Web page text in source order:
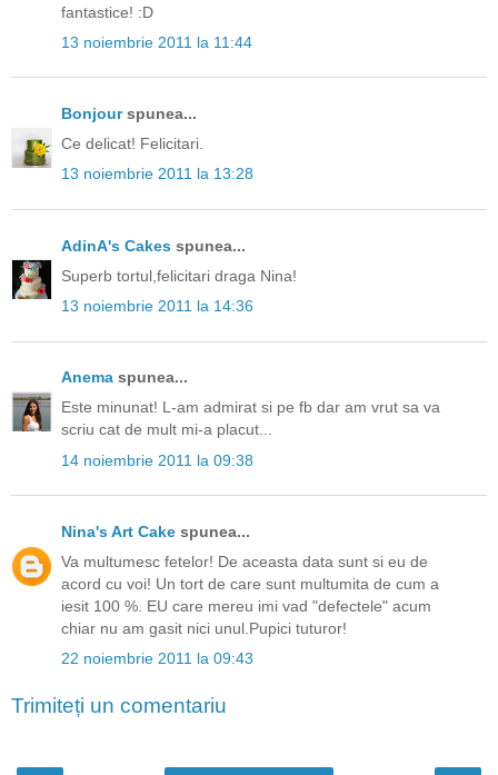
fantastice! :D
13 noiembrie 2011 la 11:44
Bonjourspunea...
Ce delicat! Felicitari.
13 noiembrie 2011 la 13:28
AdinA's Cakes spunea...
Superb tortul,felicitari draga Nina!
13 noiembrie 2011 la 14:36
Anema spunea...
Este minunat! L-am admirat si pe fb dar am vrut sa va
scriu cat de mult mi-a placut...
14 noiembrie 2011 la 09:38
Nina's Art Cake spunea...
Va multumesc fetelor! De aceasta data sunt si eu de
acord cu voi! Un tort de care sunt multumita de cum a
iesit 100 %. EU care mereu imi vad "defectele" acum
chiar nu am gasit nici unul.Pupici tuturor!
22 noiembrie 2011 la 09:43
Trimiteți un comentariu